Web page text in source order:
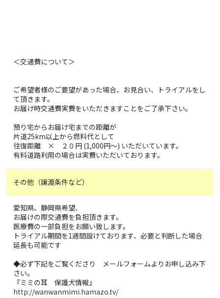
＜交通費について＞
ご希望者様のご要望があった場合、お見合い、トライアルをし
て頂きます。
お届け時交通費実費をいただきますことをご了承下さい。
預り宅からお届け宅までの距離が
片道25km以上から燃料代として
往復距離 × ２０円 (1,000円〜) いただいています。
有料道路利用の場合は実費いただいております。
その他（譲渡条件など）
愛知県、静岡県希望、
お届けの際交通費を負担頂きます。
医療費の一部負担をお願い致します。
トライアル期間を1週間設けております、必要と判断した場合
延長も可能です
◆必ず下記をご覧くださり メールフォームよりお申し込み下
さい。
『ミミの耳 保護犬情報』
http://wanwanmimi.hamazo.tv/